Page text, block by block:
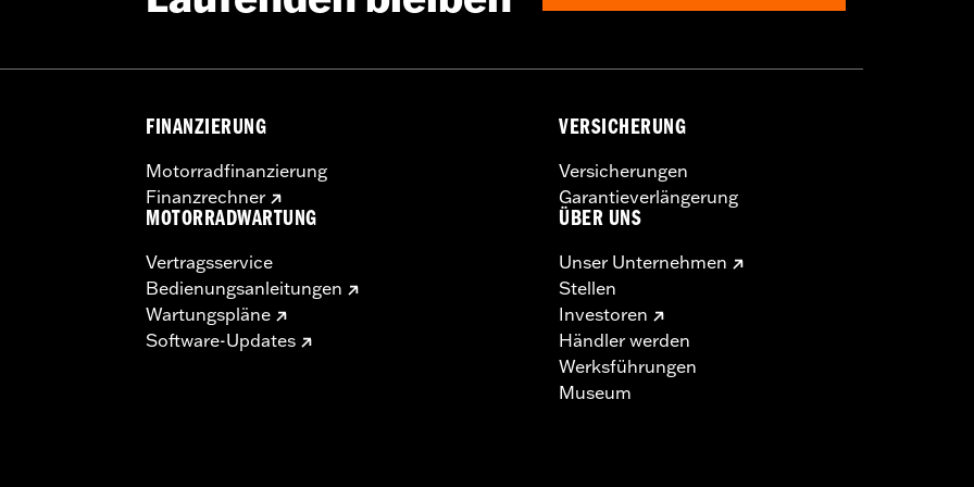
to
for full details
Riser kann bei bestimmten Modellen eine Änderung des Kupplungs- und/oder Gaszuges
In vielen Ländern ist die Lenkerhöhe gesetzlich geregelt. Informiere Dich in Bezug auf
FINANZIERUNG
Motorradfinanzierung
Finanzrechner
MOTORRADWARTUNG
Vertragsservice
Bedienungsanleitungen
Wartungspläne
Software-Updates
VERSICHERUNG
Versicherungen
Garantieverlängerung
ÜBER UNS
Unser Unternehmen
Stellen
Investoren
Händler werden
Werksführungen
Museum